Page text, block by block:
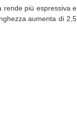
rende più espressiva e
aumenta di 2,5